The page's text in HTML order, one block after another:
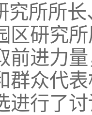
究所所
区研究
前进力
群众代
进行了